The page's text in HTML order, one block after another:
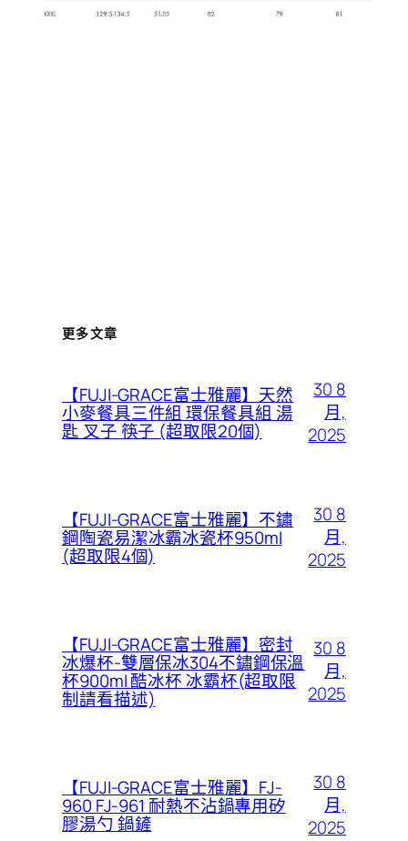
更多文章
【FUJI-GRACE富士雅麗】天然
小麥餐具三件組 環保餐具組 湯
匙 叉子 筷子 (超取限20個)
30 8
月,
2025
【FUJI-GRACE富士雅麗】不鏽
鋼陶瓷易潔冰霸冰瓷杯950ml
(超取限4個)
30 8
月,
2025
【FUJI-GRACE富士雅麗】密封
冰爆杯-雙層保冰304不鏽鋼保溫
杯900ml 酷冰杯 冰霸杯(超取限
制請看描述)
30 8
月,
2025
【FUJI-GRACE富士雅麗】FJ-
960 FJ-961 耐熱不沾鍋專用矽
膠湯勺 鍋鏟
30 8
月,
2025